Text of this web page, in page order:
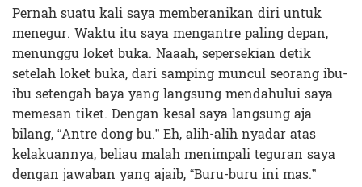
Pernah suatu kali saya memberanikan diri untuk
menegur. Waktu itu saya mengantre paling depan,
menunggu loket buka. Naaah, sepersekian detik
setelah loket buka, dari samping muncul seorang ibu-
ibu setengah baya yang langsung mendahului saya
memesan tiket. Dengan kesal saya langsung aja
bilang, “Antre dong bu.” Eh, alih-alih nyadar atas
kelakuannya, beliau malah menimpali teguran saya
dengan jawaban yang ajaib, “Buru-buru ini mas.”